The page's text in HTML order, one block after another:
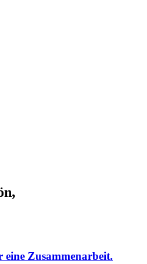
eine Zusammenarbeit.